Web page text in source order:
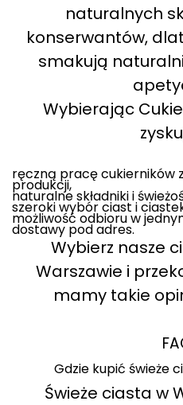
naturalnych
konserwantów,
smakują
Wybierając
ręczną pracę cukierników
produkcji,
naturalne składniki i
szeroki wybór ciast i
możliwość odbioru w
dostawy pod adres.
Wybierz nasze
Warszawie i
mamy takie
Gdzie kupić świeże
Świeże ciasta w